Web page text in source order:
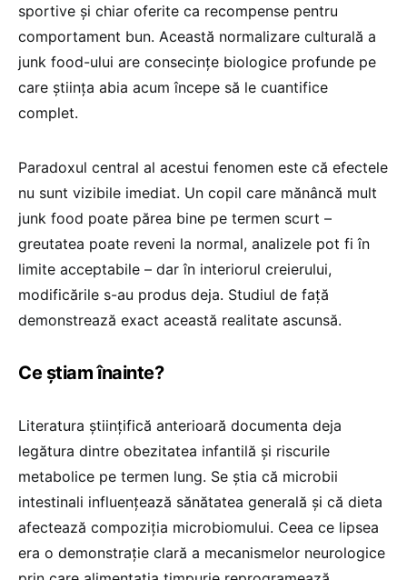
sportive și chiar oferite ca recompense pentru
comportament bun. Această normalizare culturală a
junk food-ului are consecințe biologice profunde pe
care știința abia acum începe să le cuantifice
complet.
Paradoxul central al acestui fenomen este că efectele
nu sunt vizibile imediat. Un copil care mănâncă mult
junk food poate părea bine pe termen scurt –
greutatea poate reveni la normal, analizele pot fi în
limite acceptabile – dar în interiorul creierului,
modificările s-au produs deja. Studiul de față
demonstrează exact această realitate ascunsă.
Ce știam înainte?
Literatura științifică anterioară documenta deja
legătura dintre obezitatea infantilă și riscurile
metabolice pe termen lung. Se știa că microbii
intestinali influențează sănătatea generală și că dieta
afectează compoziția microbiomului. Ceea ce lipsea
era o demonstrație clară a mecanismelor neurologice